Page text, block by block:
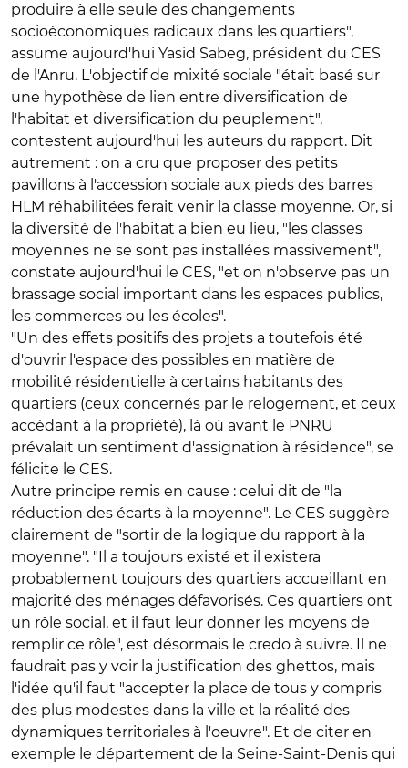
produire à elle seule des changements
socioéconomiques radicaux dans les quartiers",
assume aujourd'hui Yasid Sabeg, président du CES
de l'Anru. L'objectif de mixité sociale "était basé sur
une hypothèse de lien entre diversification de
l'habitat et diversification du peuplement",
contestent aujourd'hui les auteurs du rapport. Dit
autrement : on a cru que proposer des petits
pavillons à l'accession sociale aux pieds des barres
HLM réhabilitées ferait venir la classe moyenne. Or, si
la diversité de l'habitat a bien eu lieu, "les classes
moyennes ne se sont pas installées massivement",
constate aujourd'hui le CES, "et on n'observe pas un
brassage social important dans les espaces publics,
les commerces ou les écoles".
"Un des effets positifs des projets a toutefois été
d'ouvrir l'espace des possibles en matière de
mobilité résidentielle à certains habitants des
quartiers (ceux concernés par le relogement, et ceux
accédant à la propriété), là où avant le PNRU
prévalait un sentiment d'assignation à résidence", se
félicite le CES.
Autre principe remis en cause : celui dit de "la
réduction des écarts à la moyenne". Le CES suggère
clairement de "sortir de la logique du rapport à la
moyenne". "Il a toujours existé et il existera
probablement toujours des quartiers accueillant en
majorité des ménages défavorisés. Ces quartiers ont
un rôle social, et il faut leur donner les moyens de
remplir ce rôle", est désormais le credo à suivre. Il ne
faudrait pas y voir la justification des ghettos, mais
l'idée qu'il faut "accepter la place de tous y compris
des plus modestes dans la ville et la réalité des
dynamiques territoriales à l'oeuvre". Et de citer en
exemple le département de la Seine-Saint-Denis qui